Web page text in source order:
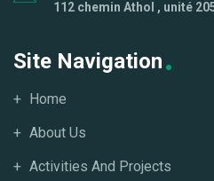
112 chemin Athol , unité
Site Navigation
Home
About Us
Activities And Projects